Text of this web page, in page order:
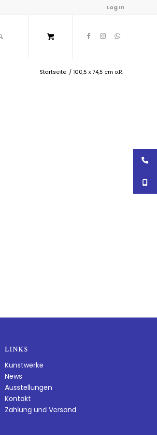
Log In
Startseite /100,5 x 74,5 cm o.R.
LINKS
Kunstwerke
News
Ausstellungen
Kontakt
Zahlung und Versand